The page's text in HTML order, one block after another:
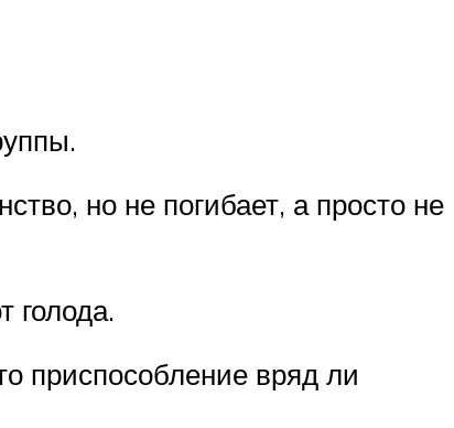
но не погибает, а просто не
голода.
приспособление вряд ли